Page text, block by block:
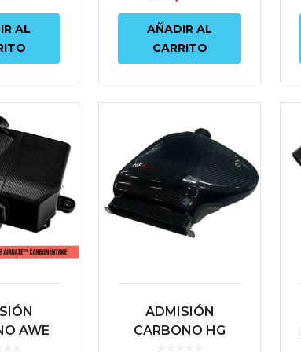
AL
VW GOLF VII GTI |
...
AÑADIR AL
CARRITO
AWE
ADMISIÓN
CARBONO HG